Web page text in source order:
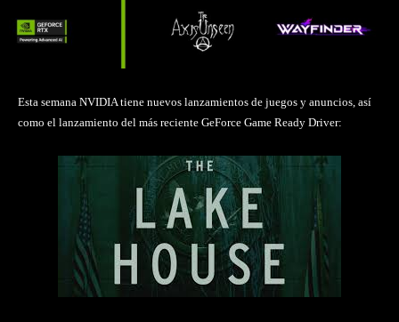
Esta semana NVIDIA tiene nuevos lanzamientos de juegos y anuncios, así
como el lanzamiento del más reciente GeForce Game Ready Driver: